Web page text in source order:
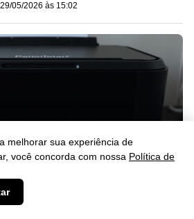
melhorar sua experiência de
você concorda com nossa Política de
29/05/2026 às 15:02